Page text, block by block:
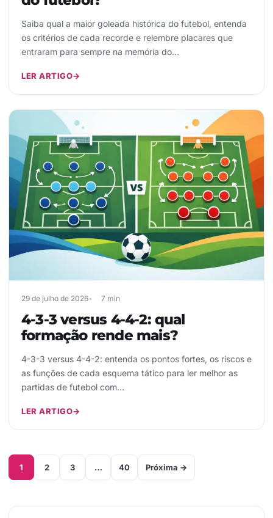
Saiba qual a maior goleada histórica do futebol, entenda
os critérios de cada recorde e relembre placares que
entraram para sempre na memória do…
LER ARTIGO→
29 de julho de 2026 7 min
4-3-3 versus 4-4-2: qual
formação rende mais?
4-3-3 versus 4-4-2: entenda os pontos fortes, os riscos e
as funções de cada esquema tático para ler melhor as
partidas de futebol com…
LER ARTIGO→
1 2 3 … 40 Próxima →